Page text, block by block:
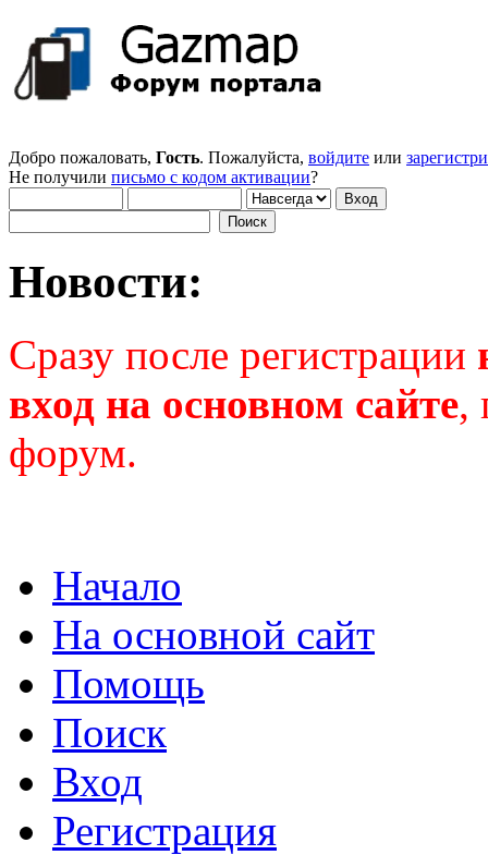
Добро пожаловать, Гость. Пожалуйста, войдите или
Не получили письмо с кодом активации?
Новости:
Сразу после регистрации
вход на основном сайте,
форум.
Начало
На основной сайт
Помощь
Поиск
Вход
Регистрация